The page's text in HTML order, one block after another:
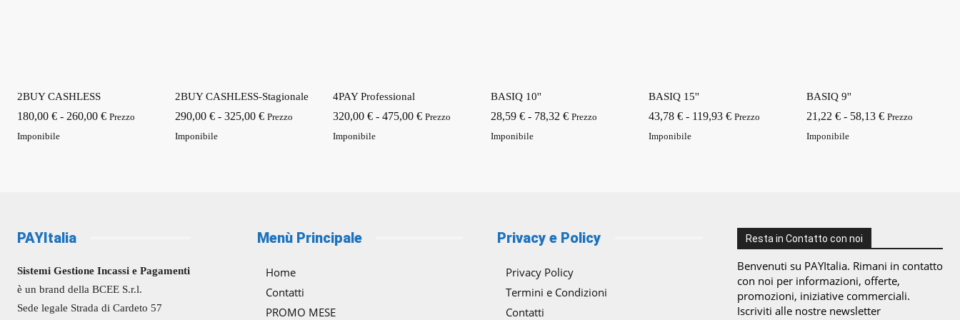
2BUY CASHLESS
180,00 € - 260,00 €Fascia
Prezzo
Imponibile
2BUY CASHLESS-Stagionale
290,00 € - 325,00 €Fascia
325,00 €
Prezzo
Imponibile
4PAY Professional
320,00 € - 475,00 €Fascia
Prezzo
Imponibile
BASIQ 10''
28,59 € - 78,32 €Fascia
78,32 €
Prezzo
Imponibile
BASIQ 15''
43,78 € - 119,93 €Fascia
119,93 €
Prezzo
Imponibile
BASIQ 9''
21,22 € - 58,13 €Fascia
Prezzo
Imponibile
PAYItalia
Sistemi Gestione Incassi e Pagamenti
è un brand della BCEE S.r.l.
Sede legale Strada di Cardeto 57
Menù Principale
Home
Contatti
PROMO MESE
Privacy e Policy
Privacy Policy
Termini e Condizioni
Contatti
Resta in Contatto con noi
Benvenuti su PAYItalia. Rimani in contatto
con noi per informazioni, offerte,
promozioni, iniziative commerciali.
Iscriviti alle nostre newsletter